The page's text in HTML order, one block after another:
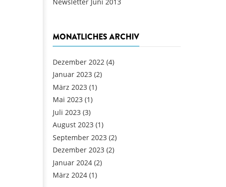
MONATLICHES ARCHIV
Dezember 2022 (4)
Januar 2023 (2)
März 2023 (1)
Mai 2023 (1)
Juli 2023 (3)
August 2023 (1)
September 2023 (2)
Dezember 2023 (2)
Januar 2024 (2)
März 2024 (1)